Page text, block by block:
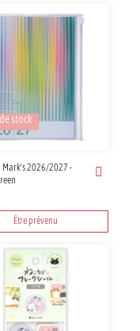
stock
Mark's 2026/2027 -
Être prévenu